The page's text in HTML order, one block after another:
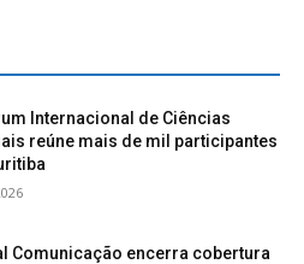
Internacional de Ciências
reúne mais de mil participantes
Comunicação encerra cobertura